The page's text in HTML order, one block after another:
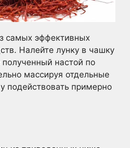
самых эффективных
Налейте лунку в чашку
полученный настой по
массируя отдельные
подействовать примерно